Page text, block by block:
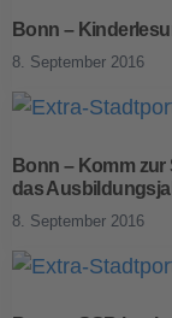
Bonn –
8. September 2016
Bonn – Komm zur
das
8. September 2016